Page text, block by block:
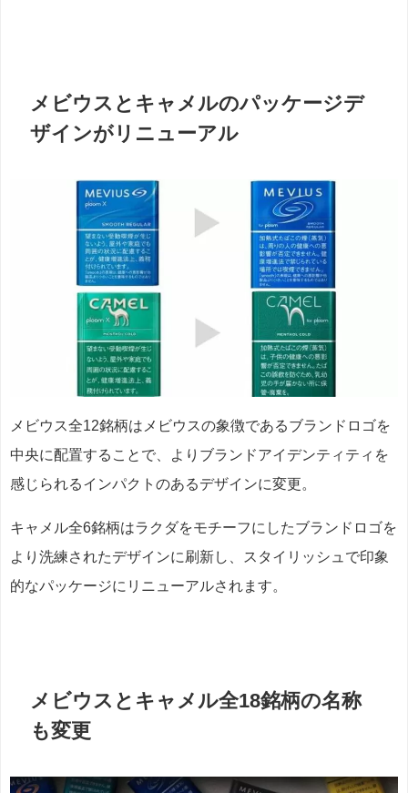
メビウスとキャメルのパッケージデ
ザインがリニューアル
メビウス全12銘柄はメビウスの象徴であるブランドロゴを
中央に配置することで、よりブランドアイデンティティを
感じられるインパクトのあるデザインに変更。
キャメル全6銘柄はラクダをモチーフにしたブランドロゴを
より洗練されたデザインに刷新し、スタイリッシュで印象
的なパッケージにリニューアルされます。
メビウスとキャメル全18銘柄の名称
も変更